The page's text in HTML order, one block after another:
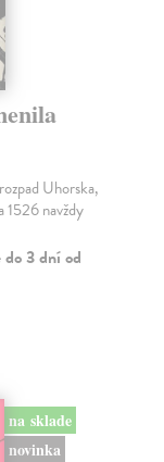
Uhorska,
1526 navždy
do 3 dní od
na sklade
novinka